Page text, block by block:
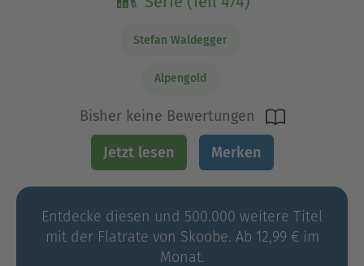
Stefan Waldegger
Alpengold
Bisher keine Bewertungen
Jetzt lesen Merken
Entdecke diesen und 500.000 weitere Titel
mit der Flatrate von Skoobe. Ab 12,99 € im
Monat.